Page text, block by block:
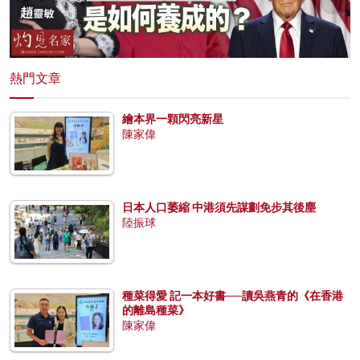
熱門文章
繪本界一顆閃亮新星
陳家偉
日本人口萎縮 中港須先謀劃免步其後塵
陸振球
種菜得愛 記一本好書──讀吳燕青的《在香港
的離島種菜》
陳家偉